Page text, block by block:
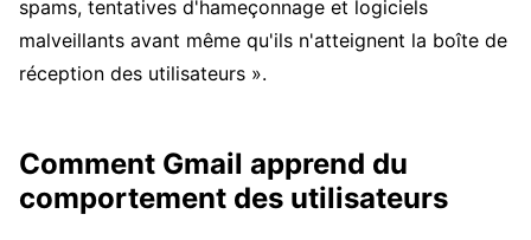
spams, tentatives d'hameçonnage et logiciels
malveillants avant même qu'ils n'atteignent la boîte de
réception des utilisateurs ».
Comment Gmail apprend du
comportement des utilisateurs